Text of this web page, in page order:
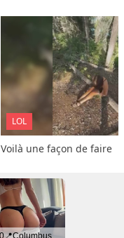
LOL
Voilà une façon de faire